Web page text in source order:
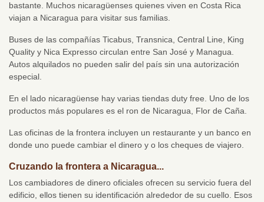
bastante. Muchos nicaragüenses quienes viven en Costa Rica
viajan a Nicaragua para visitar sus familias.
Buses de las compañías Ticabus, Transnica, Central Line, King
Quality y Nica Expresso circulan entre San José y Managua.
Autos alquilados no pueden salir del país sin una autorización
especial.
En el lado nicaragüense hay varias tiendas duty free. Uno de los
productos más populares es el ron de Nicaragua, Flor de Caña.
Las oficinas de la frontera incluyen un restaurante y un banco en
donde uno puede cambiar el dinero y o los cheques de viajero.
Cruzando la frontera a Nicaragua...
Los cambiadores de dinero oficiales ofrecen su servicio fuera del
edificio, ellos tienen su identificación alrededor de su cuello. Esos